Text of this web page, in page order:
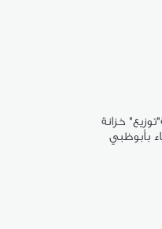
خزانة
بأبوظبي